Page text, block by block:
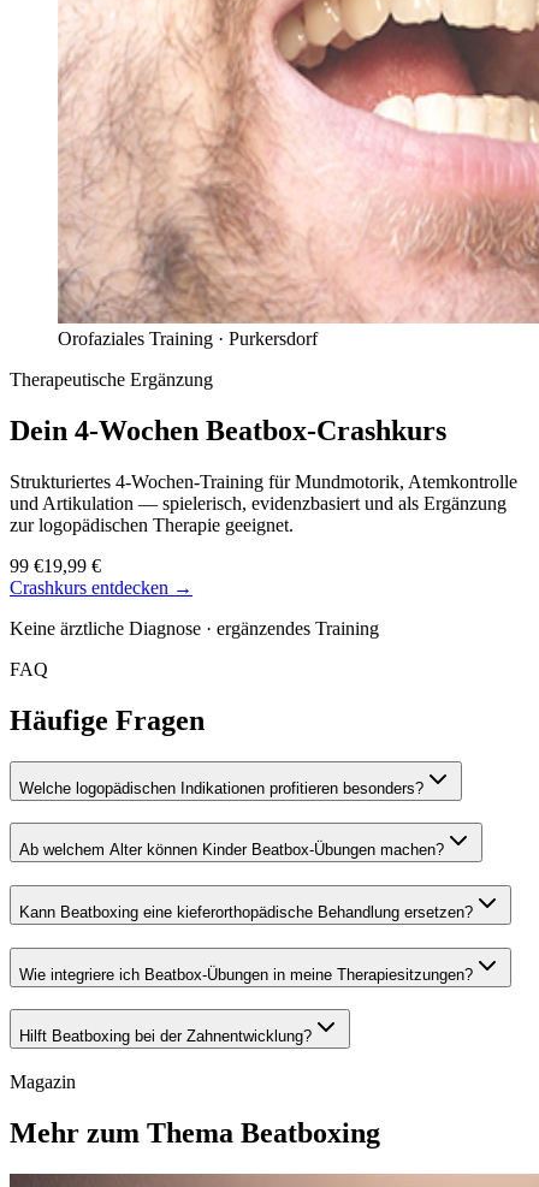
Orofaziales Training · Purkersdorf
Therapeutische Ergänzung
Dein 4-Wochen Beatbox-Crashkurs
Strukturiertes 4-Wochen-Training für Mundmotorik, Atemkontrolle
und Artikulation — spielerisch, evidenzbasiert und als Ergänzung
zur logopädischen Therapie geeignet.
99 €19,99 €
Crashkurs entdecken →
Keine ärztliche Diagnose · ergänzendes Training
FAQ
Häufige Fragen
Welche logopädischen Indikationen profitieren besonders?
Ab welchem Alter können Kinder Beatbox-Übungen machen?
Kann Beatboxing eine kieferorthopädische Behandlung ersetzen?
Wie integriere ich Beatbox-Übungen in meine Therapiesitzungen?
Hilft Beatboxing bei der Zahnentwicklung?
Magazin
Mehr zum Thema Beatboxing